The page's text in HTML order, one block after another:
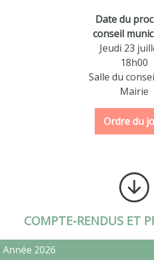
Date du
conseil
Jeudi 23
18h00
Salle du
Mairie
Ordre du
COMPTE-RENDUS ET
Année 2026